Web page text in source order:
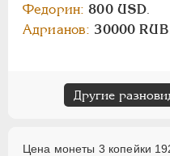
Федорин: 800 USD
Адрианов: 30000 RUB
Другие
Цена монеты 3 копейки